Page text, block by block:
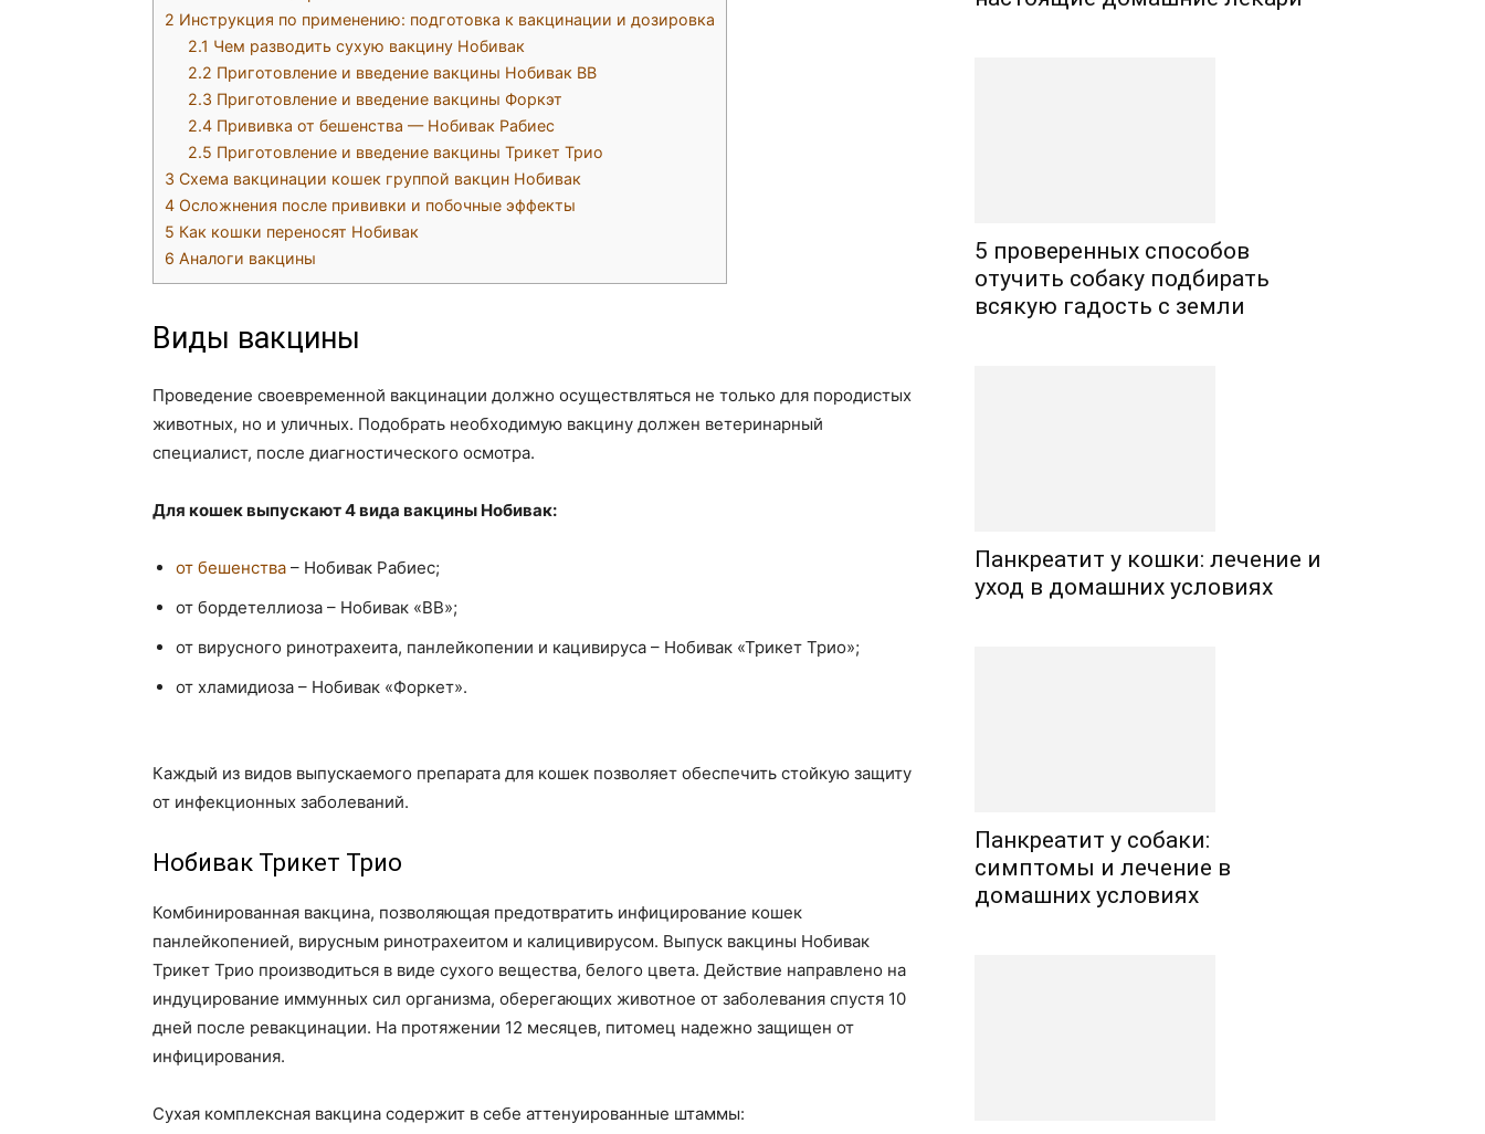
2 Инструкция по применению: подготовка к вакцинации и дозировка
2.1 Чем разводить сухую вакцину Нобивак
2.2 Приготовление и введение вакцины Нобивак ВВ
2.3 Приготовление и введение вакцины Форкэт
2.4 Прививка от бешенства — Нобивак Рабиес
2.5 Приготовление и введение вакцины Трикет Трио
3 Схема вакцинации кошек группой вакцин Нобивак
4 Осложнения после прививки и побочные эффекты
5 Как кошки переносят Нобивак
6 Аналоги вакцины
Виды вакцины
Проведение своевременной вакцинации должно осуществляться не только для породистых
животных, но и уличных. Подобрать необходимую вакцину должен ветеринарный
специалист, после диагностического осмотра.
Для кошек выпускают 4 вида вакцины Нобивак:
от бешенства – Нобивак Рабиес;
от бордетеллиоза – Нобивак «ВВ»;
от вирусного ринотрахеита, панлейкопении и кацивируса – Нобивак «Трикет Трио»;
от хламидиоза – Нобивак «Форкет».
Каждый из видов выпускаемого препарата для кошек позволяет обеспечить стойкую защиту
от инфекционных заболеваний.
Нобивак Трикет Трио
Комбинированная вакцина, позволяющая предотвратить инфицирование кошек
панлейкопенией, вирусным ринотрахеитом и калицивирусом. Выпуск вакцины Нобивак
Трикет Трио производиться в виде сухого вещества, белого цвета. Действие направлено на
индуцирование иммунных сил организма, оберегающих животное от заболевания спустя 10
дней после ревакцинации. На протяжении 12 месяцев, питомец надежно защищен от
инфицирования.
Сухая комплексная вакцина содержит в себе аттенуированные штаммы:
5 проверенных способов
отучить собаку подбирать
всякую гадость с земли
Панкреатит у кошки: лечение и
уход в домашних условиях
Панкреатит у собаки:
симптомы и лечение в
домашних условиях